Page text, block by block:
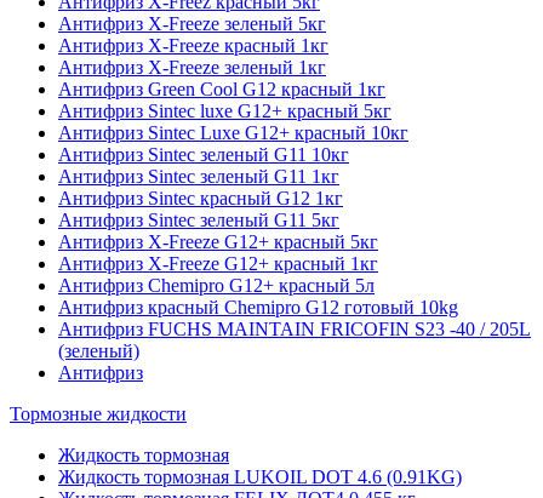
Антифриз X-Freeze зеленый 5кг
Антифриз X-Freeze красный 1кг
Антифриз X-Freeze зеленый 1кг
Антифриз Green Cool G12 красный 1кг
Антифриз Sintec luxe G12+ красный 5кг
Антифриз Sintec Luxe G12+ красный 10кг
Антифриз Sintec зеленый G11 10кг
Антифриз Sintec зеленый G11 1кг
Антифриз Sintec красный G12 1кг
Антифриз Sintec зеленый G11 5кг
Антифриз X-Freeze G12+ красный 5кг
Антифриз X-Freeze G12+ красный 1кг
Антифриз Chemipro G12+ красный 5л
Антифриз красный Chemipro G12 готовый 10kg
Антифриз FUCHS MAINTAIN FRICOFIN S23 -40 / 205L
(зеленый)
Антифриз
Тормозные жидкости
Жидкость тормозная
Жидкость тормозная LUKOIL DOT 4.6 (0.91KG)